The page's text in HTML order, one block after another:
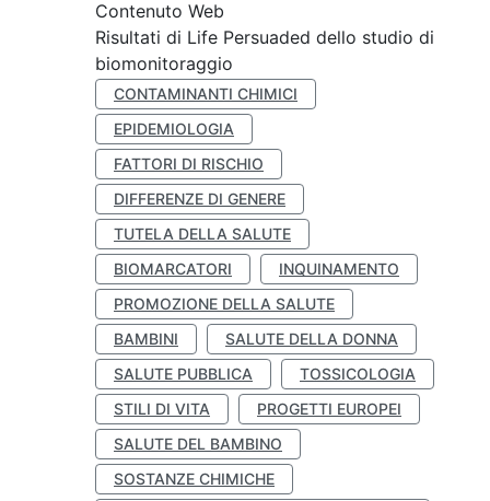
Contenuto Web
Risultati di Life Persuaded dello studio di
biomonitoraggio
CONTAMINANTI CHIMICI
EPIDEMIOLOGIA
FATTORI DI RISCHIO
DIFFERENZE DI GENERE
TUTELA DELLA SALUTE
BIOMARCATORI
INQUINAMENTO
PROMOZIONE DELLA SALUTE
BAMBINI
SALUTE DELLA DONNA
SALUTE PUBBLICA
TOSSICOLOGIA
STILI DI VITA
PROGETTI EUROPEI
SALUTE DEL BAMBINO
SOSTANZE CHIMICHE